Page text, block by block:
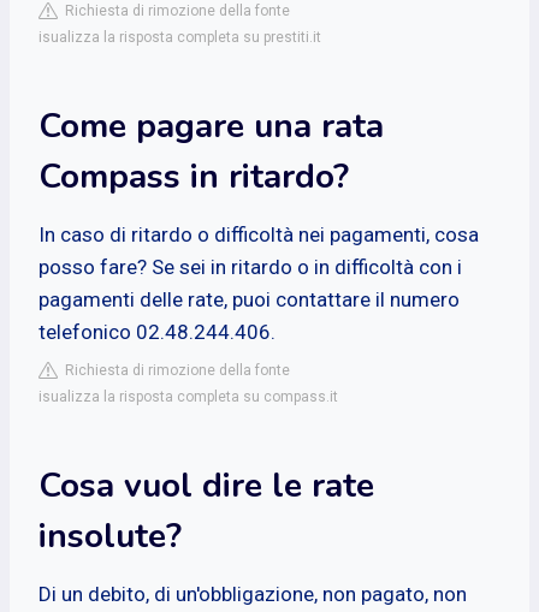
Richiesta di rimozione della fonte
isualizza la risposta completa su prestiti.it
Come pagare una rata
Compass in ritardo?
In caso di ritardo o difficoltà nei pagamenti, cosa
posso fare? Se sei in ritardo o in difficoltà con i
pagamenti delle rate, puoi contattare il numero
telefonico 02.48.244.406.
Richiesta di rimozione della fonte
isualizza la risposta completa su compass.it
Cosa vuol dire le rate
insolute?
Di un debito, di un'obbligazione, non pagato, non